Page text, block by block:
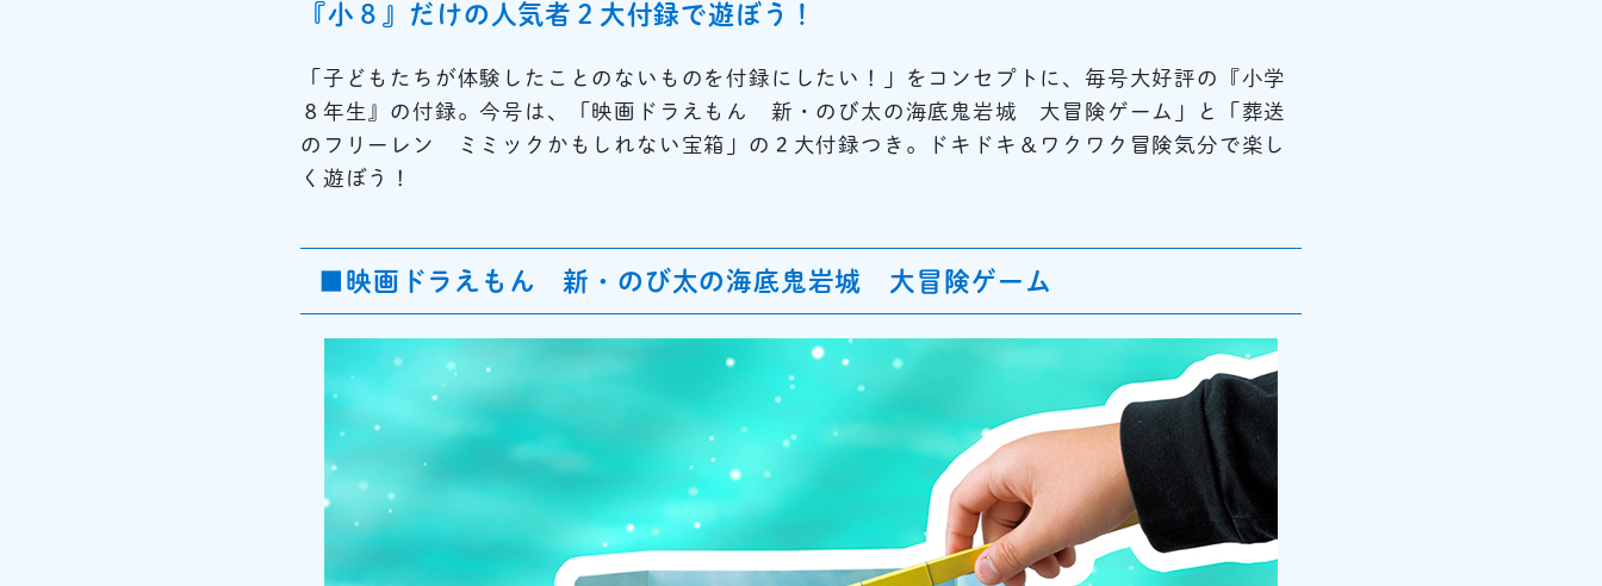
『小８』だけの人気者２大付録で遊ぼう！
「子どもたちが体験したことのないものを付録にしたい！」をコンセプトに、毎号大好評の『小学
８年生』の付録。今号は、「映画ドラえもん 新・のび太の海底鬼岩城 大冒険ゲーム」と「葬送
のフリーレン ミミックかもしれない宝箱」の２大付録つき。ドキドキ＆ワクワク冒険気分で楽し
く遊ぼう！
■映画ドラえもん 新・のび太の海底鬼岩城 大冒険ゲーム